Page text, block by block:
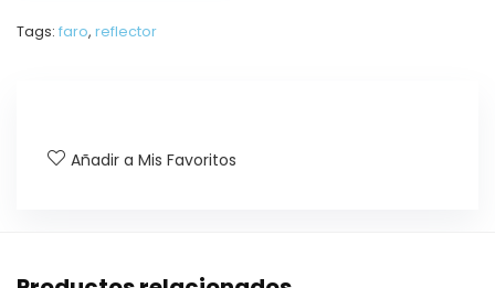
Tags: faro, reflector
Añadir a Mis Favoritos